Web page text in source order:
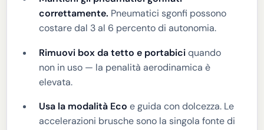
correttamente. Pneumatici sgonfi possono
costare dal 3 al 6 percento di autonomia.
Rimuovi box da tetto e portabiciquando
non in uso — la penalità aerodinamica è
elevata.
Usa la modalità Eco e guida con dolcezza. Le
accelerazioni brusche sono la singola fonte di